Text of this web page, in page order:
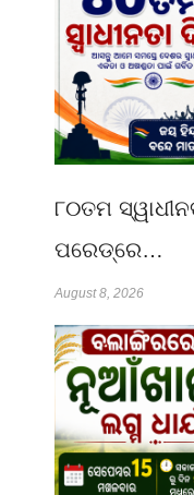
୮୦ତମ
ପରେଡ୍‌ରେ…
August 8, 2026